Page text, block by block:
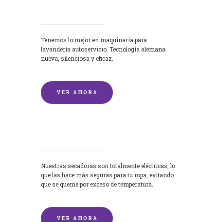
Tenemos lo mejor en maquinaria para
lavandería autoservicio. Tecnología alemana
nueva, silenciosa y eficaz.
VER AHORA
Nuestras secadoras son totalmente eléctricas, lo
que las hace más seguras para tu ropa, evitando
que se queme por exceso de temperatura.
VER AHORA